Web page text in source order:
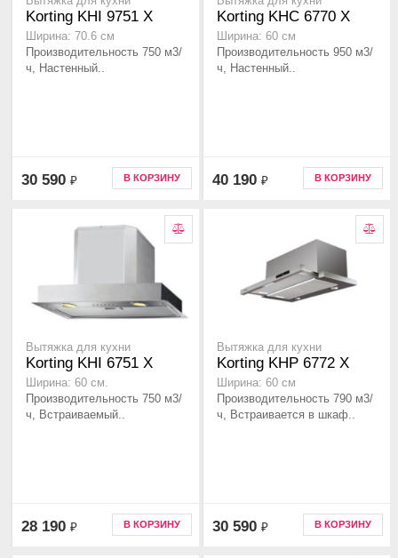
Korting KHI 9751 X
Ширина: 70.6 см
Производительность 750 м3/
ч, Настенный..
30 590 ₽ В КОРЗИНУ
Korting KHC 6770 X
Ширина: 60 см
Производительность 950 м3/
ч, Настенный..
40 190 ₽ В КОРЗИНУ
Вытяжка для кухни
Korting KHI 6751 X
Ширина: 60 см.
Производительность 750 м3/
ч, Встраиваемый..
28 190 ₽ В КОРЗИНУ
Вытяжка для кухни
Korting KHP 6772 X
Ширина: 60 см
Производительность 790 м3/
ч, Встраивается в шкаф..
30 590 ₽ В КОРЗИНУ